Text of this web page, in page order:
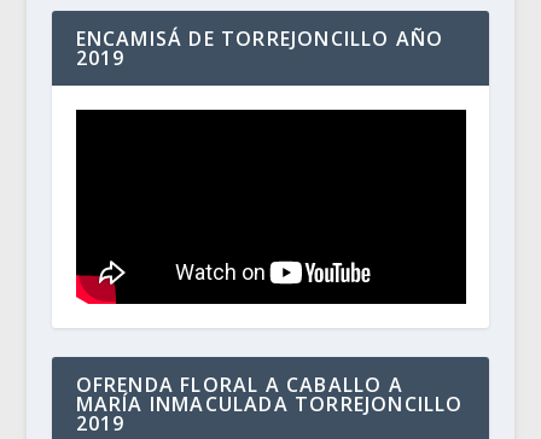
ENCAMISÁ DE TORREJONCILLO AÑO
2019
OFRENDA FLORAL A CABALLO A
MARÍA INMACULADA TORREJONCILLO
2019